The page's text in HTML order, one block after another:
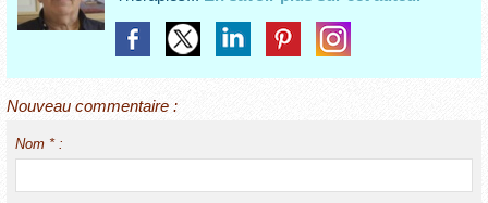
Nouveau commentaire :
Nom * :